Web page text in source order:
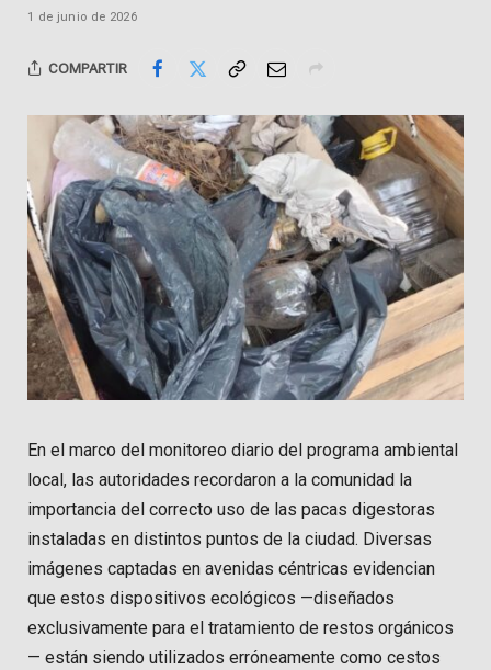
1 de junio de 2026
COMPARTIR
En el marco del monitoreo diario del programa ambiental
local, las autoridades recordaron a la comunidad la
importancia del correcto uso de las pacas digestoras
instaladas en distintos puntos de la ciudad. Diversas
imágenes captadas en avenidas céntricas evidencian
que estos dispositivos ecológicos —diseñados
exclusivamente para el tratamiento de restos orgánicos
— están siendo utilizados erróneamente como cestos